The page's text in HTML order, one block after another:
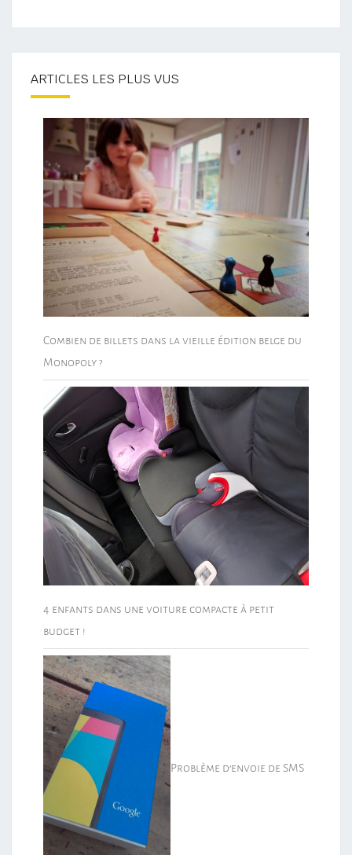
ARTICLES LES PLUS VUS
Combien de billets dans la vieille édition belge du
Monopoly ?
4 enfants dans une voiture compacte à petit
budget !
Problème d’envoie de SMS